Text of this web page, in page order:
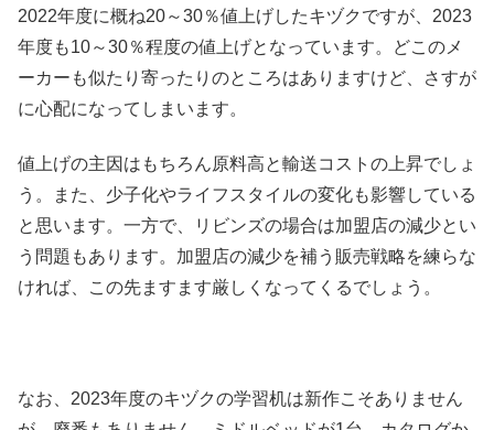
2022年度に概ね20～30％値上げしたキヅクですが、2023
年度も10～30％程度の値上げとなっています。どこのメ
ーカーも似たり寄ったりのところはありますけど、さすが
に心配になってしまいます。
値上げの主因はもちろん原料高と輸送コストの上昇でしょ
う。また、少子化やライフスタイルの変化も影響している
と思います。一方で、リビンズの場合は加盟店の減少とい
う問題もあります。加盟店の減少を補う販売戦略を練らな
ければ、この先ますます厳しくなってくるでしょう。
なお、2023年度のキヅクの学習机は新作こそありません